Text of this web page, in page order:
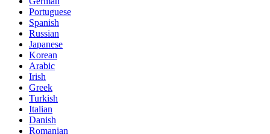
Portuguese
Spanish
Russian
Japanese
Korean
Arabic
Irish
Greek
Turkish
Italian
Danish
Romanian